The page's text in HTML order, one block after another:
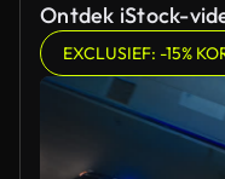
Ontdek iStock-
EXCLUSIEF: -15%